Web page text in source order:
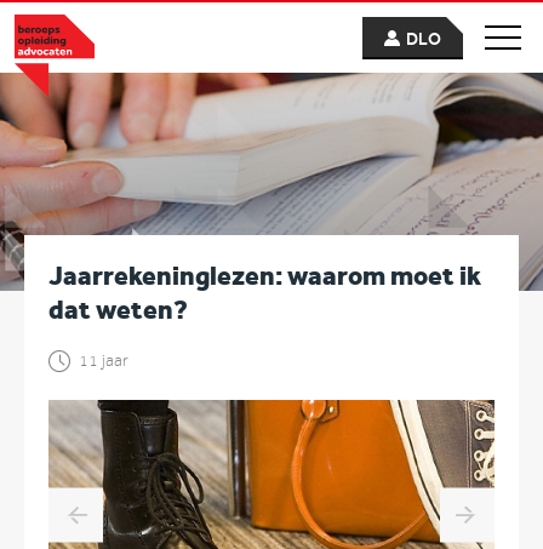
DLO
Jaarrekeninglezen: waarom moet ik
dat weten?
11 jaar